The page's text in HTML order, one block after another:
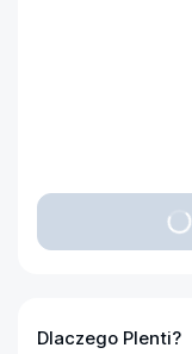
Dlaczego Plenti?